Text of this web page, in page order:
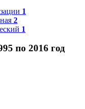
1
2
1
по 2016 год